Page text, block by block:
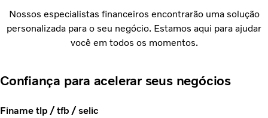
Nossos especialistas financeiros encontrarão uma solução
personalizada para o seu negócio. Estamos aqui para ajudar
você em todos os momentos.
Confiança para acelerar seus negócios
Finame tlp / tfb / selic